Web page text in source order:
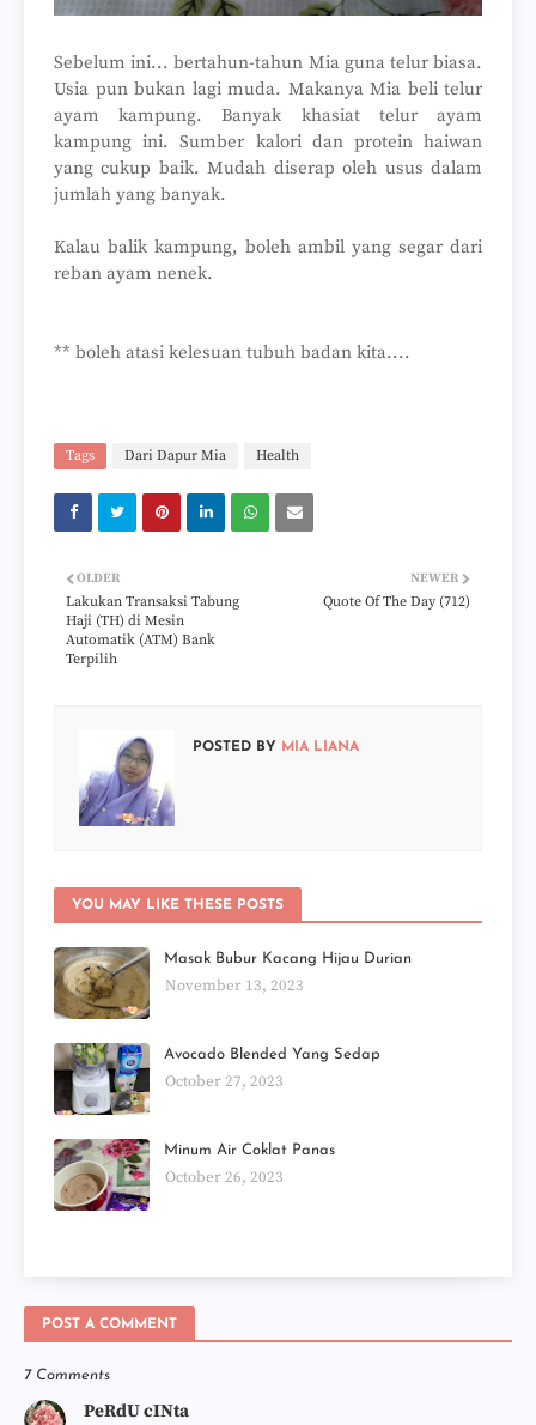
Sebelum ini... bertahun-tahun Mia guna telur biasa.
Usia pun bukan lagi muda. Makanya Mia beli telur
ayam kampung. Banyak khasiat telur ayam
kampung ini. Sumber kalori dan protein haiwan
yang cukup baik. Mudah diserap oleh usus dalam
jumlah yang banyak.
Kalau balik kampung, boleh ambil yang segar dari
reban ayam nenek.
** boleh atasi kelesuan tubuh badan kita....
Tags Dari Dapur Mia Health
NEWER
Quote Of The Day (712)
OLDER
Lakukan Transaksi Tabung
Haji (TH) di Mesin
Automatik (ATM) Bank
Terpilih
POSTED BY MIA LIANA
YOU MAY LIKE THESE POSTS
Masak Bubur Kacang Hijau Durian
November 13, 2023
Avocado Blended Yang Sedap
October 27, 2023
Minum Air Coklat Panas
October 26, 2023
POST A COMMENT
7 Comments
PeRdU cINta